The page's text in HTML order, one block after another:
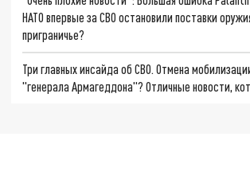
НАТО впервые за СВО остановили поставки
приграничье?
Три главных инсайда об СВО. Отмена
"генерала Армагеддона"? Отличные новости,